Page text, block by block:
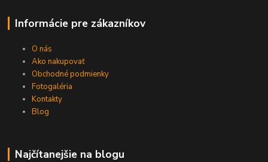
Informácie pre zákazníkov
O nás
Ako nakupovať
Obchodné podmienky
Fotogaléria
Kontakty
Blog
Najčítanejšie na blogu